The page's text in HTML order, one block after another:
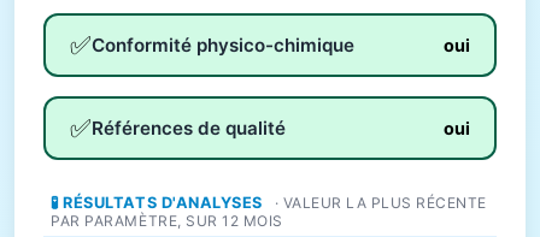
✅Conformité physico-chimique oui
✅Références de qualité oui
🧪 RÉSULTATS D'ANALYSES
· VALEUR LA PLUS RÉCENTE
PAR PARAMÈTRE, SUR 12 MOIS